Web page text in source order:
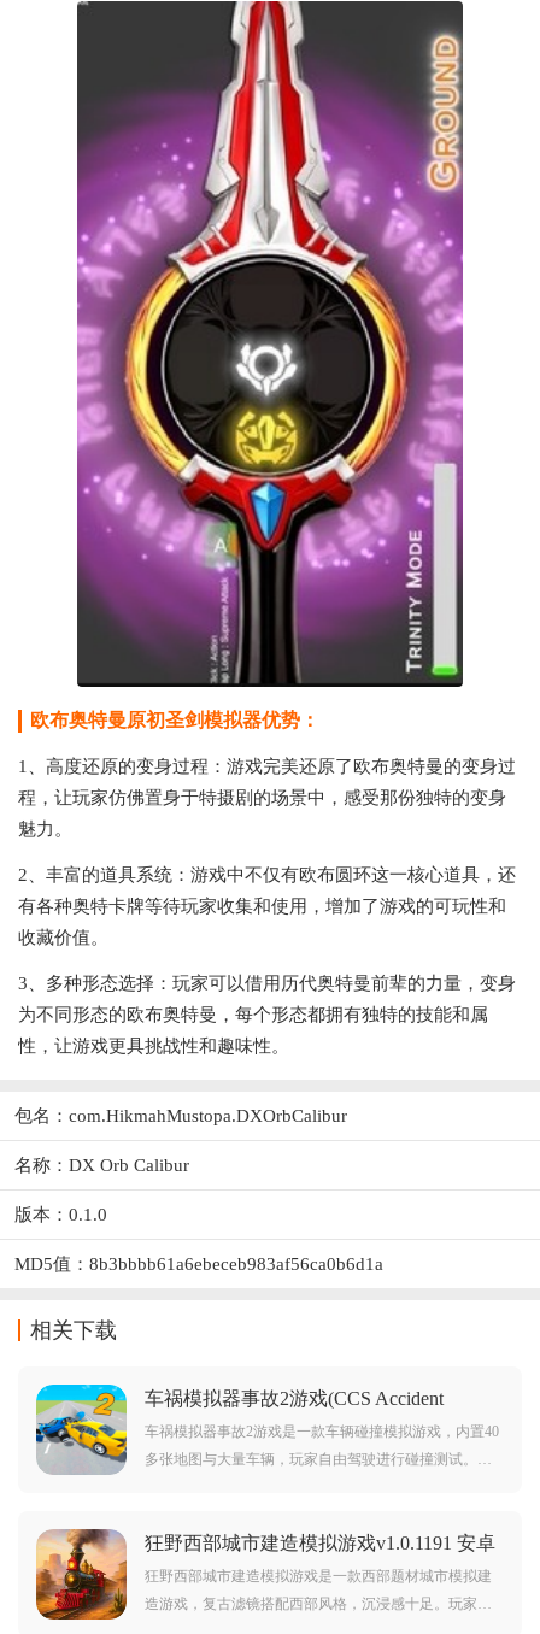
欧布奥特曼原初圣剑模拟器优势：
1、高度还原的变身过程：游戏完美还原了欧布奥特曼的变身过
程，让玩家仿佛置身于特摄剧的场景中，感受那份独特的变身
魅力。
2、丰富的道具系统：游戏中不仅有欧布圆环这一核心道具，还
有各种奥特卡牌等待玩家收集和使用，增加了游戏的可玩性和
收藏价值。
3、多种形态选择：玩家可以借用历代奥特曼前辈的力量，变身
为不同形态的欧布奥特曼，每个形态都拥有独特的技能和属
性，让游戏更具挑战性和趣味性。
包名：com.HikmahMustopa.DXOrbCalibur
名称：DX Orb Calibur
版本：0.1.0
MD5值：8b3bbbb61a6ebeceb983af56ca0b6d1a
相关下载
车祸模拟器事故2游戏(CCS Accident
2)v1.0.1 安卓版
车祸模拟器事故2游戏是一款车辆碰撞模拟游戏，内置40
多张地图与大量车辆，玩家自由驾驶进行碰撞测试。真
体验极致破坏乐趣。
狂野西部城市建造模拟游戏v1.0.1191 安卓
版
狂野西部城市建造模拟游戏是一款西部题材城市模拟建
造游戏，复古滤镜搭配西部风格，沉浸感十足。玩家从